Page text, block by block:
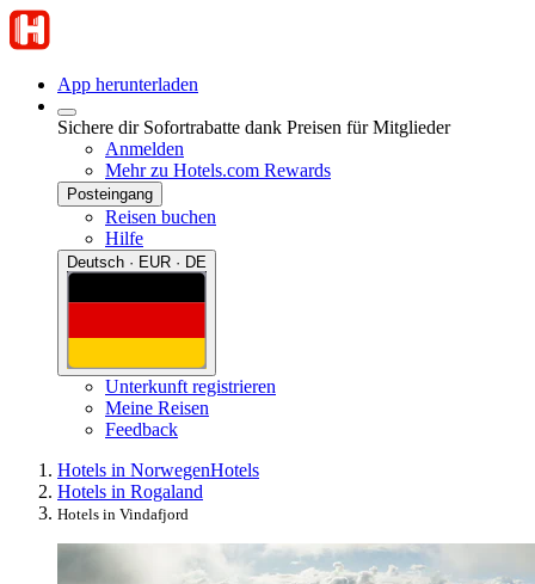
App herunterladen
Sichere dir Sofortrabatte dank Preisen für Mitglieder
Anmelden
Mehr zu Hotels.com Rewards
Posteingang
Reisen buchen
Hilfe
Deutsch · EUR · DE
Unterkunft registrieren
Meine Reisen
Feedback
Hotels in NorwegenHotels
Hotels in Rogaland
Hotels in Vindafjord